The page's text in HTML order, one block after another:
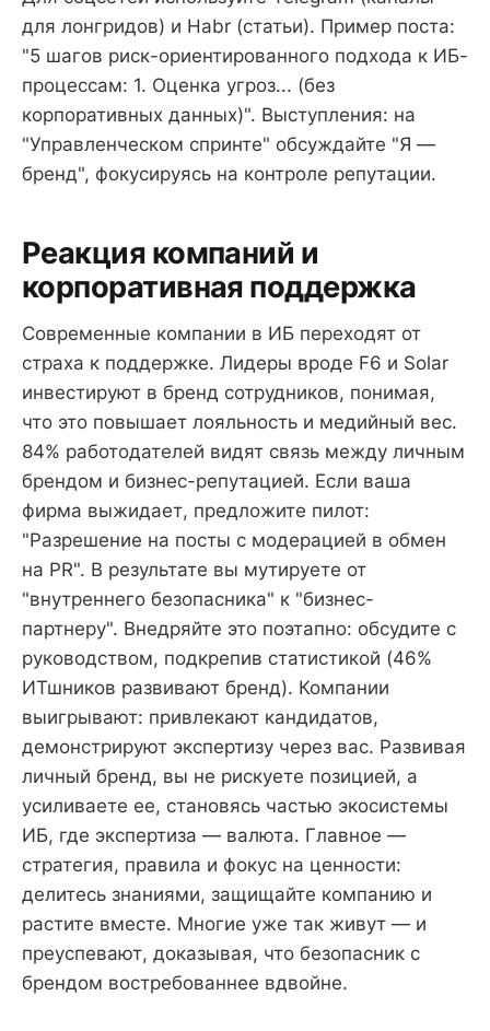
для лонгридов) и Habr (статьи). Пример поста:
"5 шагов риск-ориентированного подхода к ИБ-
процессам: 1. Оценка угроз... (без
корпоративных данных)". Выступления: на
"Управленческом спринте" обсуждайте "Я —
бренд", фокусируясь на контроле репутации.
Реакция компаний и
корпоративная поддержка
Современные компании в ИБ переходят от
страха к поддержке. Лидеры вроде F6 и Solar
инвестируют в бренд сотрудников, понимая,
что это повышает лояльность и медийный вес.
84% работодателей видят связь между личным
брендом и бизнес-репутацией. Если ваша
фирма выжидает, предложите пилот:
"Разрешение на посты с модерацией в обмен
на PR". В результате вы мутируете от
"внутреннего безопасника" к "бизнес-
партнеру". Внедряйте это поэтапно: обсудите с
руководством, подкрепив статистикой (46%
ИТшников развивают бренд). Компании
выигрывают: привлекают кандидатов,
демонстрируют экспертизу через вас. Развивая
личный бренд, вы не рискуете позицией, а
усиливаете ее, становясь частью экосистемы
ИБ, где экспертиза — валюта. Главное —
стратегия, правила и фокус на ценности:
делитесь знаниями, защищайте компанию и
растите вместе. Многие уже так живут — и
преуспевают, доказывая, что безопасник с
брендом востребованнее вдвойне.